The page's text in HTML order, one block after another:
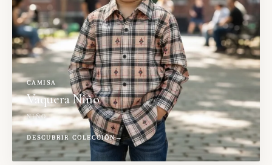
CAMISA
Vaquera Niño
NIÑO
DESCUBRIR COLECCIÓN→